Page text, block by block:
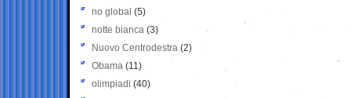
no global (5)
notte bianca (3)
Nuovo Centrodestra (2)
Obama (11)
olimpiadi (40)